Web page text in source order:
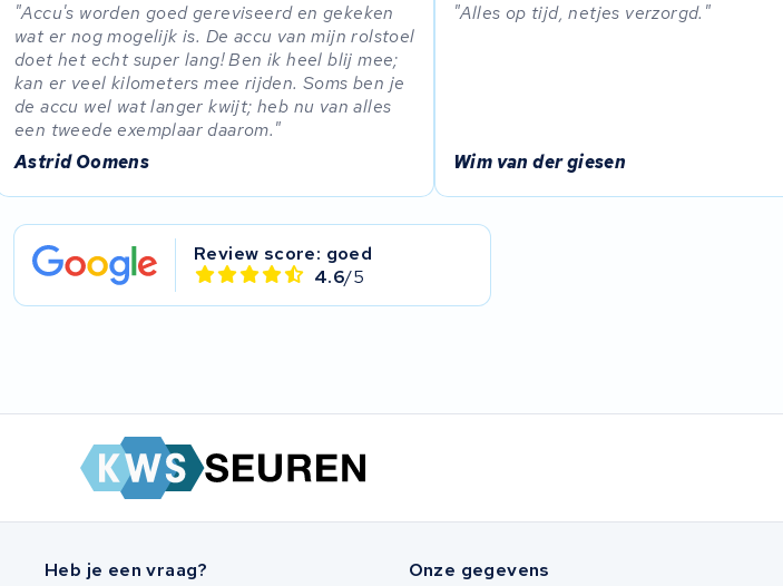
Accu's worden goed gereviseerd en gekeken
wat er nog mogelijk is. De accu van mijn rolstoel
doet het echt super lang! Ben ik heel blij mee;
kan er veel kilometers mee rijden. Soms ben je
de accu wel wat langer kwijt; heb nu van alles
een tweede exemplaar daarom.
Astrid Oomens
Alles op tijd, netjes verzorgd.
Wim van der giesen
Review score: goed
4.6/5
Heb je een vraag?
Onze gegevens